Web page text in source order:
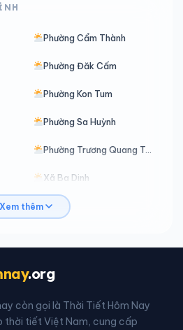
Phường Cẩm Thành
Phường Đăk Cấm
Phường Kon Tum
Phường Sa Huỳnh
Phường Trương Quang Trọng
Xã Ba Dinh
Xã Ba Gia
Xã Bình Sơn
Xem thêm
.org
còn gọi là Thời Tiết Hôm Nay
thời tiết Việt Nam, cung cấp